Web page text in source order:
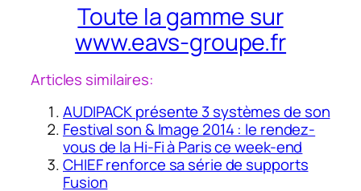
Toute la gamme sur
www.eavs-groupe.fr
Articles similaires:
AUDIPACK présente 3 systèmes de son
Festival son & Image 2014 : le rendez-
vous de la Hi-Fi à Paris ce week-end
CHIEF renforce sa série de supports
Fusion